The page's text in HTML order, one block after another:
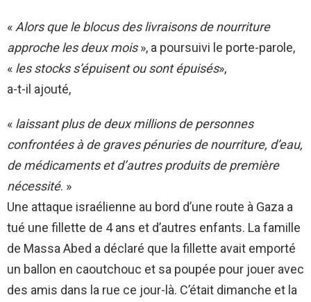
« Alors que le blocus des livraisons de nourriture
approche les deux mois», a poursuivi le porte-parole,
« les stocks s’épuisent ou sont épuisés»,
a-t-il ajouté,
« laissant plus de deux millions de personnes
confrontées à de graves pénuries de nourriture, d’eau,
de médicaments et d’autres produits de première
nécessité. »
Une attaque israélienne au bord d’une route à Gaza a
tué une fillette de 4 ans et d’autres enfants. La famille
de Massa Abed a déclaré que la fillette avait emporté
un ballon en caoutchouc et sa poupée pour jouer avec
des amis dans la rue ce jour-là. C’était dimanche et la